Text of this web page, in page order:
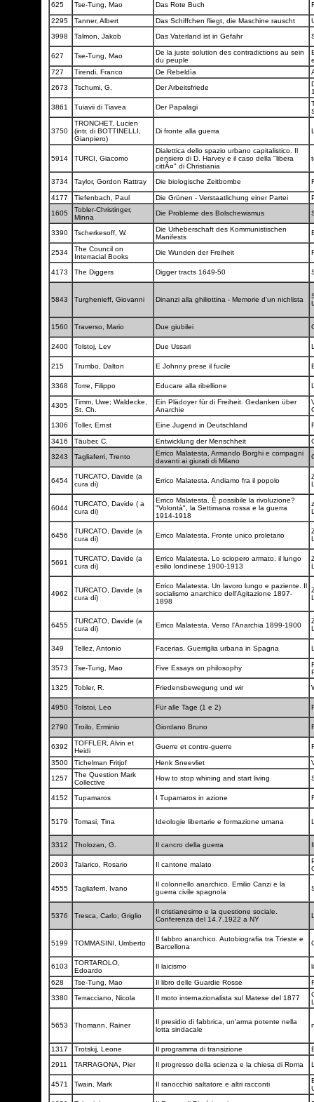
625
Tse-Tung, Mao Das Rote Buch
2295 Tanner, Albert Das Schiffchen fliegt, die Maschine rauscht
3998
Talmon, Jakob Das Vaterland ist in Gefahr
627 Tse-Tung, Mao
De la juste solution des contradictions au sein
du peuple
727
Tirendi, Franco De Rebeldìa
2673
Tschumi, G. Der Arbeitsfriede
3861
Tuiavii di Tiavea Der Papalagi
3750
TRONCHET, Lucien
(intr. di BOTTINELLI,
Gianpiero)
Di fronte alla guerra
5914 TURCI, Giacomo
Dialettica dello spazio urbano capitalistico. Il
pensiero di D. Harvey e il caso della "libera
cittÃ¤" di Christiania
3734 Taylor, Gordon Rattray Die biologische Zeitbombe
4177 Tiefenbach, Paul Die Grünen - Verstaatlichung einer Partei
1605
Tobler-Christinger,
Minna
Die Probleme des Bolschewismus
3390 Tscherkesoff, W.
Die Urheberschaft des Kommunistischen
Manifests
2534
The Council on
Interracial Books
Die Wunden der Freiheit
4173 The Diggers Digger tracts 1649-50
5843 Turghenieff, Giovanni Dinanzi alla ghiliottina - Memorie d'un nichlista
1560 Traverso, Mario Due giubilei
2400 Tolstoj, Lev Due Ussari
215 Trumbo, Dalton E Johnny prese il fucile
3368 Torre, Filippo Educare alla ribellione
4305
Timm, Uwe; Waldecke,
St. Ch.
Ein Plädoyer für di Freiheit. Gedanken über
Anarchie
1306
Toller, Ernst Eine Jugend in Deutschland
3416 Täuber, C. Entwicklung der Menschheit
3243
Tagliaferri, Trento
Errico Malatesta, Armando Borghi e compagni
davanti ai giurati di Milano
6454
TURCATO, Davide (a
cura di)
Errico Malatesta. Andiamo fra il popolo
6044
TURCATO, Davide ( a
cura di)
Errico Malatesta. È possibile la rivoluzione?
"Volontà", la Settimana rossa e la guerra
1914-1918
6456
TURCATO, Davide (a
cura di)
Errico Malatesta. Fronte unico proletario
5691
TURCATO, Davide (a
cura di)
Errico Malatesta. Lo sciopero armato, il lungo
esilio londinese 1900-1913
4962
TURCATO, Davide (a
cura di)
Errico Malatesta. Un lavoro lungo e paziente. Il
socialismo anarchico dell'Agitazione 1897-
1898
6455
TURCATO, Davide (a
cura di)
Errico Malatesta. Verso l'Anarchia 1899-1900
349 Tellez, Antonio Facerias. Guerriglia urbana in Spagna
3573 Tse-Tung, Mao Five Essays on philosophy
1325
Tobler, R. Friedensbewegung und wir
4950 Tolstoi, Leo Für alle Tage (1 e 2)
2790 Troilo, Erminio Giordano Bruno
6392
TOFFLER, Alvin et
Heidi
Guerre et contre-guerre
3500 Tichelman Fritjof Henk Sneevliet
1257
The Question Mark
Collective
How to stop whining and start living
4152 Tupamaros I Tupamaros in azione
5179 Tomasi, Tina Ideologie libertarie e formazione umana
3312 Tholozan, G. Il cancro della guerra
2603 Talarico, Rosario Il cantone malato
4555 Tagliaferri, Ivano
Il colonnello anarchico. Emilio Canzi e la
guerra civile spagnola
5376 Tresca, Carlo; Griglio
Il cristianesimo e la questione sociale.
Conferenza del 14.7.1922 a NY
5199 TOMMASINI, Umberto
Il fabbro anarchico. Autobiografia tra Trieste e
Barcellona
6103
TORTAROLO,
Edoardo
Il laicismo
628 Tse-Tung, Mao Il libro delle Guardie Rosse
3380
Terracciano, Nicola Il moto internazionalista sul Matese del 1877
5653 Thomann, Rainer
Il presidio di fabbrica, un'arma potente nella
lotta sindacale
1317 Trotskij, Leone Il programma di transizione
2911
TARRAGONA, Pier Il progresso della scienza e la chiesa di Roma
4571 Twain, Mark Il ranocchio saltatore e altri racconti